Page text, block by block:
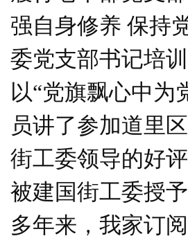
强自身修养 保持
委党支部书记培
以“党旗飘心中为
员讲了参加道里
街工委领导的好
被建国街工委授
多年来，我家订